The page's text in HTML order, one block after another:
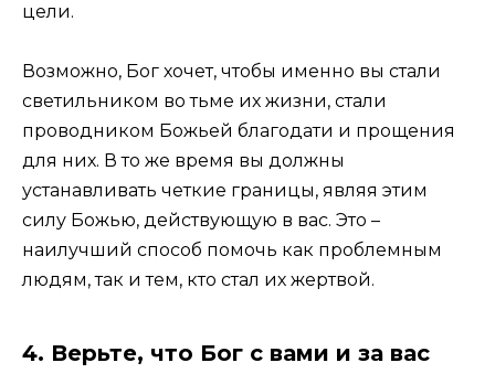
цели.
Возможно, Бог хочет, чтобы именно вы стали
светильником во тьме их жизни, стали
проводником Божьей благодати и прощения
для них. В то же время вы должны
устанавливать четкие границы, являя этим
силу Божью, действующую в вас. Это –
наилучший способ помочь как проблемным
людям, так и тем, кто стал их жертвой.
4. Верьте, что Бог с вами и за вас